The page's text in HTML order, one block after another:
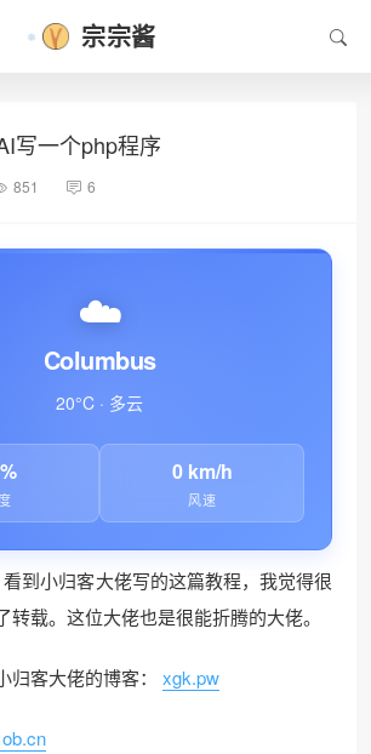
❄
宗宗酱
写一个php程序
851 6
☁️
Columbus
20°C · 多云
0 km/h
风速
看到小归客大佬写的这篇教程，我觉得很
转载。这位大佬也是很能折腾的大佬。
客大佬的博客： xgk.pw